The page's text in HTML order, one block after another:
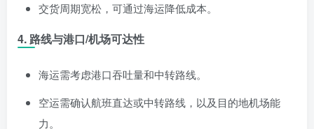
交货周期宽松，可通过海运降低成本。
4. 路线与港口/机场可达性
海运需考虑港口吞吐量和中转路线。
空运需确认航班直达或中转路线，以及目的地机场能
力。